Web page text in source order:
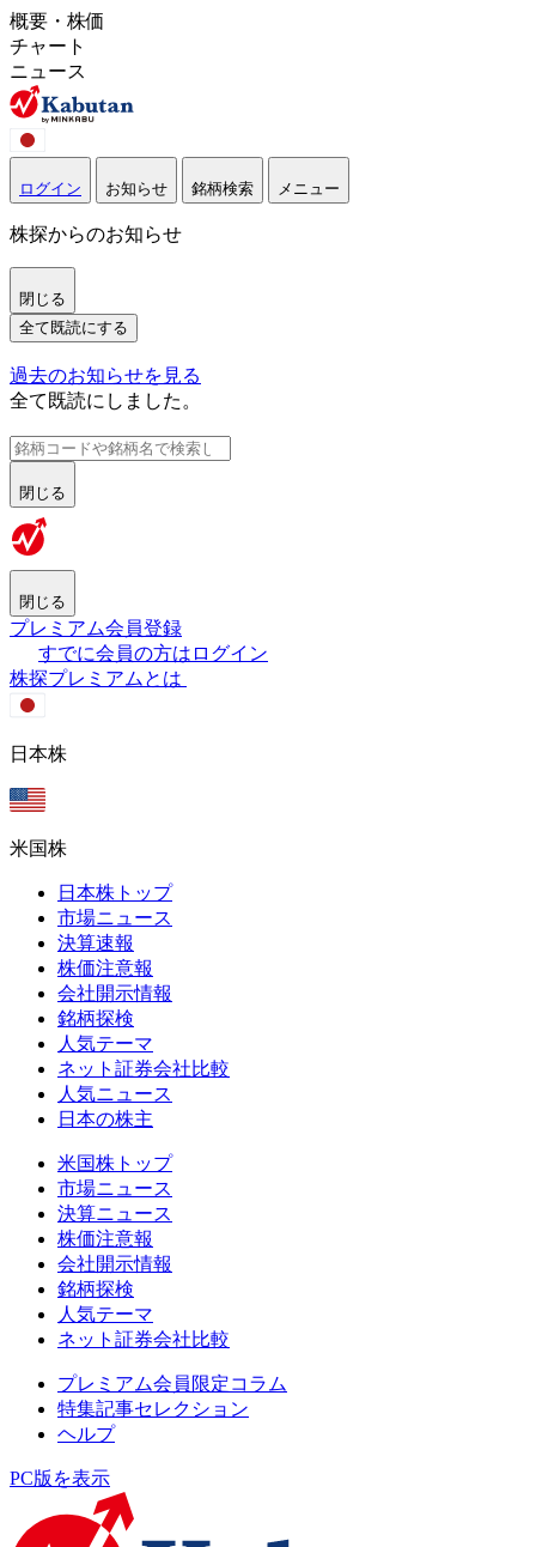
概要・株価
チャート
ニュース
ログイン お知らせ 銘柄検索 メニュー
株探からのお知らせ
閉じる
全て既読にする
過去のお知らせを見る
全て既読にしました。
閉じる
閉じる
プレミアム会員登録
すでに会員の方はログイン
株探プレミアムとは
日本株
米国株
日本株トップ
市場ニュース
決算速報
株価注意報
会社開示情報
銘柄探検
人気テーマ
ネット証券会社比較
人気ニュース
日本の株主
米国株トップ
市場ニュース
決算ニュース
株価注意報
会社開示情報
銘柄探検
人気テーマ
ネット証券会社比較
プレミアム会員限定コラム
特集記事セレクション
ヘルプ
PC版を表示